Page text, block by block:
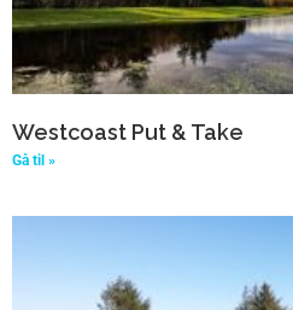
Westcoast Put & Take
Gå til »